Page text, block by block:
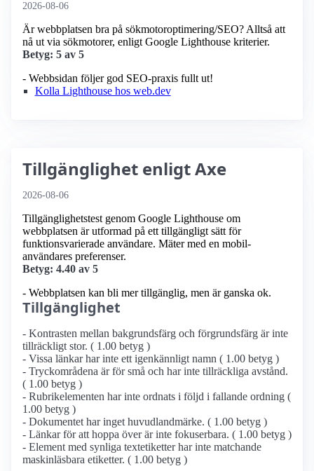
2026-08-06
Är webbplatsen bra på sökmotoroptimering/SEO? Alltså att
nå ut via sökmotorer, enligt Google Lighthouse kriterier.
Betyg: 5 av 5
- Webbsidan följer god SEO-praxis fullt ut!
Kolla Lighthouse hos web.dev
Tillgänglighet enligt Axe
2026-08-06
Tillgänglighetstest genom Google Lighthouse om
webbplatsen är utformad på ett tillgängligt sätt för
funktionsvarierade användare. Mäter med en mobil­
användares preferenser.
Betyg: 4.40 av 5
- Webbplatsen kan bli mer tillgänglig, men är ganska ok.
Tillgänglighet
- Kontrasten mellan bakgrundsfärg och förgrundsfärg är inte
tillräckligt stor. ( 1.00 betyg )
- Vissa länkar har inte ett igenkännligt namn ( 1.00 betyg )
- Tryckområdena är för små och har inte tillräckliga avstånd.
( 1.00 betyg )
- Rubrikelementen har inte ordnats i följd i fallande ordning (
1.00 betyg )
- Dokumentet har inget huvudlandmärke. ( 1.00 betyg )
- Länkar för att hoppa över är inte fokuserbara. ( 1.00 betyg )
- Element med synliga textetiketter har inte matchande
maskinläsbara etiketter. ( 1.00 betyg )